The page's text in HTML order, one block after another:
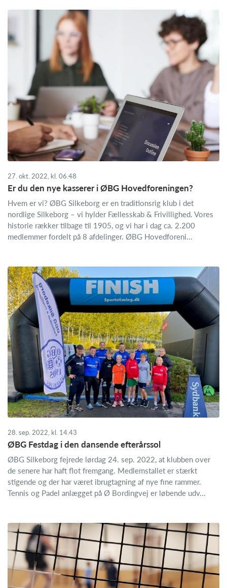
27. okt. 2022, kl. 06.48
Er du den nye kasserer i ØBG Hovedforeningen?
Hvem er vi? ØBG Silkeborg er en traditionsrig klub i det
nordlige Silkeborg – vi hylder Fællesskab & Frivillighed. Vores
historie rækker tilbage til 1905, og vi har i dag ca. 2.200
medlemmer fordelt på 8 afdelinger. ØBG Hovedforeni...
28. sep. 2022, kl. 14.43
ØBG Festdag i den dansende efterårssol
ØBG Silkeborg fejrede lørdag 24. sep. 2022, at klubben over
de senere har haft flot fremgang. Medlemstallet er stærkt
stigende og der har været ibrugtagning af nye fine rammer.
Tennis og Padel anlægget på Ø Bordingvej er løbende udv...